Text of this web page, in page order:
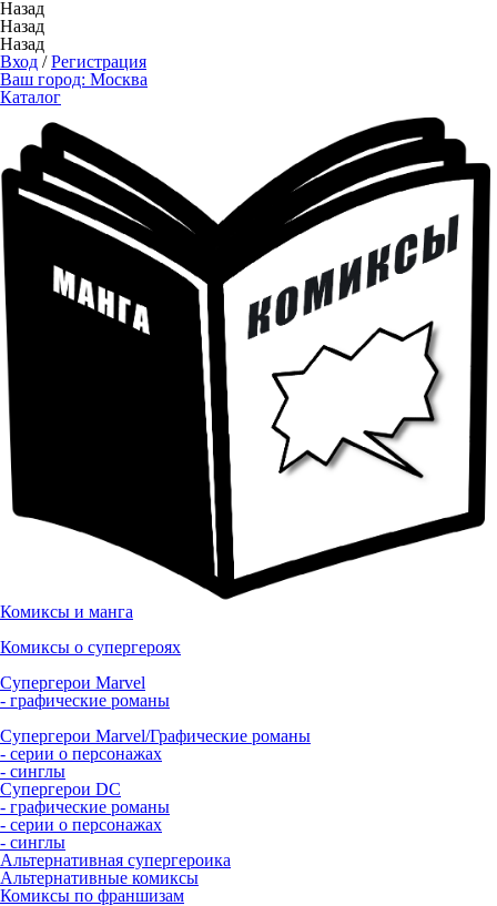
Назад
Назад
Назад
Вход /Регистрация
Ваш город: Москва
Каталог
Комиксы и манга
Комиксы о супергероях
Супергерои Marvel
- графические романы
Супергерои Marvel/Графические романы
- серии о персонажах
- синглы
Супергерои DC
- графические романы
- серии о персонажах
- синглы
Альтернативная супергероика
Альтернативные комиксы
Комиксы по франшизам